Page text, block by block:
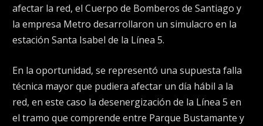
afectar la red, el Cuerpo de Bomberos de Santiago y
la empresa Metro desarrollaron un simulacro en la
estación Santa Isabel de la Línea 5.
En la oportunidad, se representó una supuesta falla
técnica mayor que pudiera afectar un día hábil a la
red, en este caso la desenergización de la Línea 5 en
el tramo que comprende entre Parque Bustamante y